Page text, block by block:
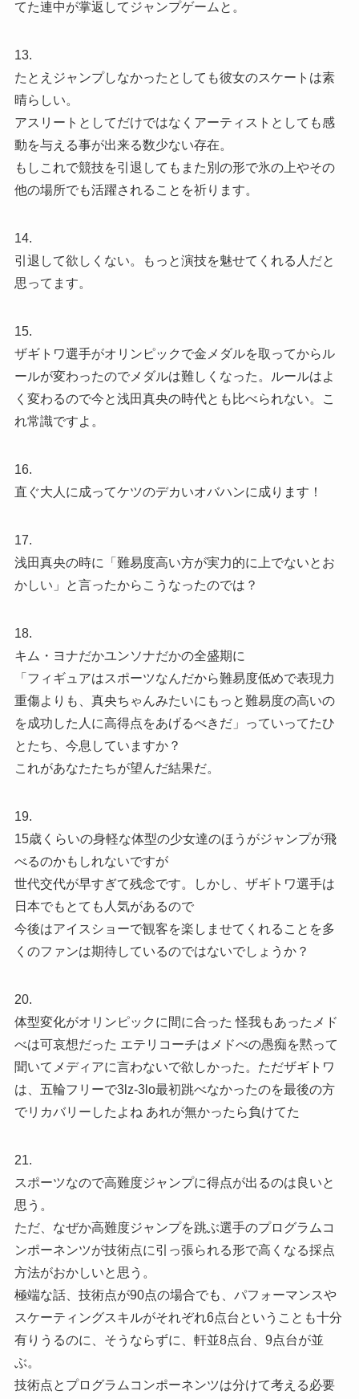
てた連中が掌返してジャンプゲームと。
13.
たとえジャンプしなかったとしても彼女のスケートは素
晴らしい。
アスリートとしてだけではなくアーティストとしても感
動を与える事が出来る数少ない存在。
もしこれで競技を引退してもまた別の形で氷の上やその
他の場所でも活躍されることを祈ります。
14.
引退して欲しくない。もっと演技を魅せてくれる人だと
思ってます。
15.
ザギトワ選手がオリンピックで金メダルを取ってからル
ールが変わったのでメダルは難しくなった。ルールはよ
く変わるので今と浅田真央の時代とも比べられない。こ
れ常識ですよ。
16.
直ぐ大人に成ってケツのデカいオバハンに成ります！
17.
浅田真央の時に「難易度高い方が実力的に上でないとお
かしい」と言ったからこうなったのでは？
18.
キム・ヨナだかユンソナだかの全盛期に
「フィギュアはスポーツなんだから難易度低めで表現力
重傷よりも、真央ちゃんみたいにもっと難易度の高いの
を成功した人に高得点をあげるべきだ」っていってたひ
とたち、今息していますか？
これがあなたたちが望んだ結果だ。
19.
15歳くらいの身軽な体型の少女達のほうがジャンプが飛
べるのかもしれないですが
世代交代が早すぎて残念です。しかし、ザギトワ選手は
日本でもとても人気があるので
今後はアイスショーで観客を楽しませてくれることを多
くのファンは期待しているのではないでしょうか？
20.
体型変化がオリンピックに間に合った 怪我もあったメド
べは可哀想だった エテリコーチはメドべの愚痴を黙って
聞いてメディアに言わないで欲しかった。ただザギトワ
は、五輪フリーで3lz-3lo最初跳べなかったのを最後の方
でリカバリーしたよね あれが無かったら負けてた
21.
スポーツなので高難度ジャンプに得点が出るのは良いと
思う。
ただ、なぜか高難度ジャンプを跳ぶ選手のプログラムコ
ンポーネンツが技術点に引っ張られる形で高くなる採点
方法がおかしいと思う。
極端な話、技術点が90点の場合でも、パフォーマンスや
スケーティングスキルがそれぞれ6点台ということも十分
有りうるのに、そうならずに、軒並8点台、9点台が並
ぶ。
技術点とプログラムコンポーネンツは分けて考える必要